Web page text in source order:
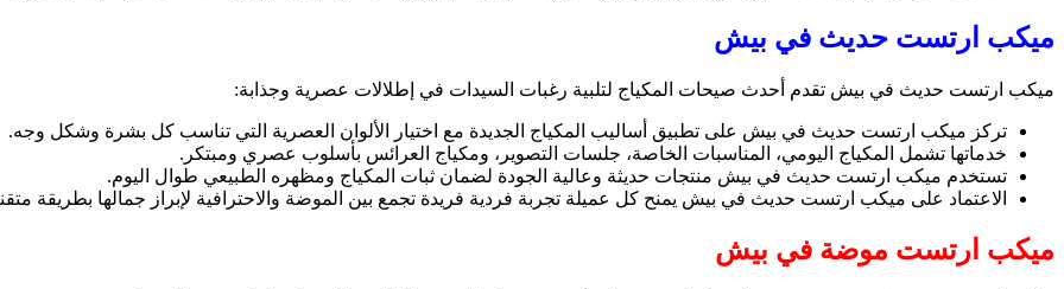
ميكب ارتست حديث في بيش
ميكب ارتست حديث في بيش تقدم أحدث صيحات المكياج لتلبية رغبات السيدات في إطلالات عصرية وجذابة:
تركز ميكب ارتست حديث في بيش على تطبيق أساليب المكياج الجديدة مع اختيار الألوان العصرية التي تناسب كل بشرة وشكل وجه.
خدماتها تشمل المكياج اليومي، المناسبات الخاصة، جلسات التصوير، ومكياج العرائس بأسلوب عصري ومبتكر.
تستخدم ميكب ارتست حديث في بيش منتجات حديثة وعالية الجودة لضمان ثبات المكياج ومظهره الطبيعي طوال اليوم.
الاعتماد على ميكب ارتست حديث في بيش يمنح كل عميلة تجربة فردية فريدة تجمع بين الموضة والاحترافية لإبراز جمالها بطريقة
ميكب ارتست موضة في بيش